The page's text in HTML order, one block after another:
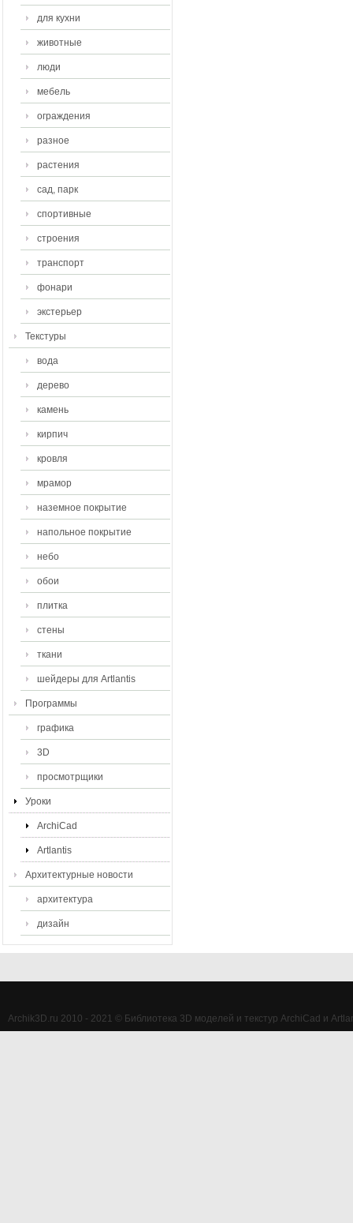
для кухни
животные
люди
мебель
ограждения
разное
растения
сад, парк
спортивные
строения
транспорт
фонари
экстерьер
Текстуры
вода
дерево
камень
кирпич
кровля
мрамор
наземное покрытие
напольное покрытие
небо
обои
плитка
стены
ткани
шейдеры для Artlantis
Программы
графика
3D
просмотрщики
Уроки
ArchiCad
Artlantis
Архитектурные новости
архитектура
дизайн
Archik3D.ru 2010 - 2021 © Библиотека 3D моделей и текстур ArchiCad и